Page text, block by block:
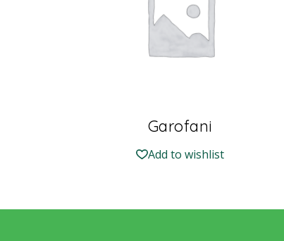
Garofani
Add to wishlist